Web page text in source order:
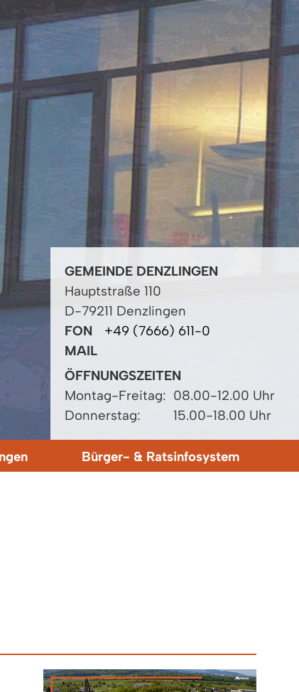
GEMEINDE DENZLINGEN
Hauptstraße 110
D-79211 Denzlingen
FON
+49 (7666) 611-0
MAIL
ÖFFNUNGSZEITEN
Montag-Freitag: 08.00-12.00 Uhr
Donnerstag:
15.00-18.00 Uhr
Bürger- & Ratsinfosystem